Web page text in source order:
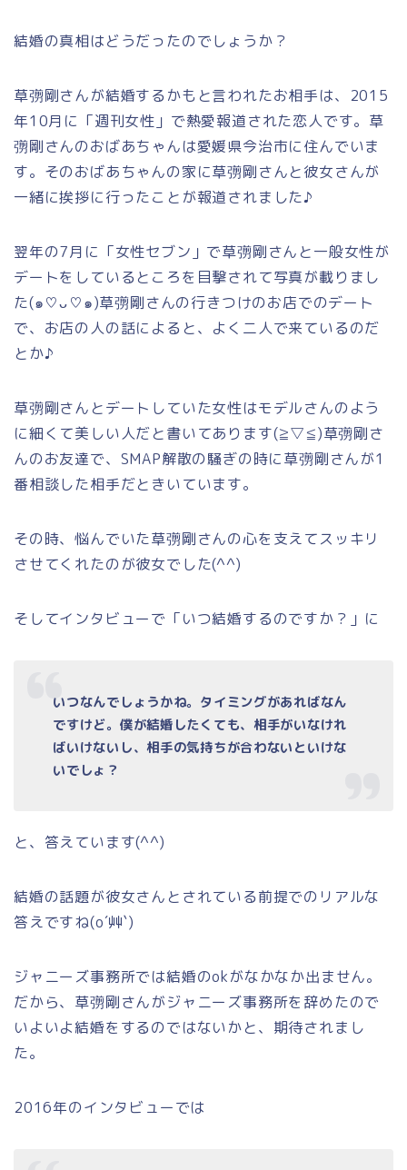
結婚の真相はどうだったのでしょうか？
草彅剛さんが結婚するかもと言われたお相手は、2015
年10月に「週刊女性」で熱愛報道された恋人です。草
彅剛さんのおばあちゃんは愛媛県今治市に住んでいま
す。そのおばあちゃんの家に草彅剛さんと彼女さんが
一緒に挨拶に行ったことが報道されました♪
翌年の7月に「女性セブン」で草彅剛さんと一般女性が
デートをしているところを目撃されて写真が載りまし
た(๑♡ᴗ♡๑)草彅剛さんの行きつけのお店でのデート
で、お店の人の話によると、よく二人で来ているのだ
とか♪
草彅剛さんとデートしていた女性はモデルさんのよう
に細くて美しい人だと書いてあります(≧▽≦)草彅剛さ
んのお友達で、SMAP解散の騒ぎの時に草彅剛さんが1
番相談した相手だときいています。
その時、悩んでいた草彅剛さんの心を支えてスッキリ
させてくれたのが彼女でした(^^)
そしてインタビューで「いつ結婚するのですか？」に
いつなんでしょうかね。タイミングがあればなん
ですけど。僕が結婚したくても、相手がいなけれ
ばいけないし、相手の気持ちが合わないといけな
いでしょ？
と、答えています(^^)
結婚の話題が彼女さんとされている前提でのリアルな
答えですね(o´艸`)
ジャニーズ事務所では結婚のokがなかなか出ません。
だから、草彅剛さんがジャニーズ事務所を辞めたので
いよいよ結婚をするのではないかと、期待されまし
た。
2016年のインタビューでは